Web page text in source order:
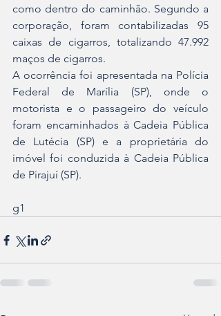
como dentro do caminhão. Segundo a
corporação, foram contabilizadas 95
caixas de cigarros, totalizando 47.992
maços de cigarros.
A ocorrência foi apresentada na Polícia
Federal de Marília (SP), onde o
motorista e o passageiro do veículo
foram encaminhados à Cadeia Pública
de Lutécia (SP) e a proprietária do
imóvel foi conduzida à Cadeia Pública
de Pirajuí (SP).
g1